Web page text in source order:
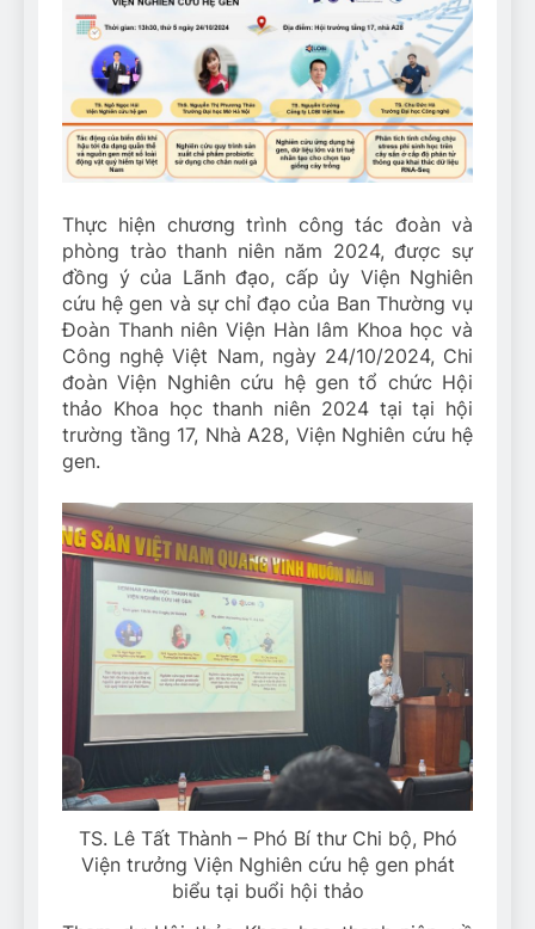
Thực hiện chương trình công tác đoàn và
phòng trào thanh niên năm 2024, được sự
đồng ý của Lãnh đạo, cấp ủy Viện Nghiên
cứu hệ gen và sự chỉ đạo của Ban Thường vụ
Đoàn Thanh niên Viện Hàn lâm Khoa học và
Công nghệ Việt Nam, ngày 24/10/2024, Chi
đoàn Viện Nghiên cứu hệ gen tổ chức Hội
thảo Khoa học thanh niên 2024 tại tại hội
trường tầng 17, Nhà A28, Viện Nghiên cứu hệ
gen.
TS. Lê Tất Thành – Phó Bí thư Chi bộ, Phó
Viện trưởng Viện Nghiên cứu hệ gen phát
biểu tại buổi hội thảo